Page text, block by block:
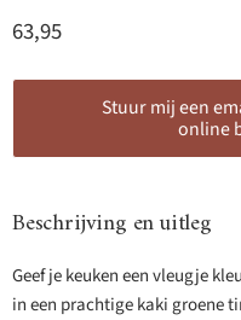
Huidige prijs
63,95
Stuur mij een
online
Beschrijving en uitleg
Geef je keuken een vleugje
in een prachtige kaki groene